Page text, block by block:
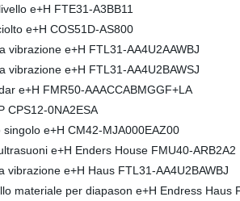
e+H FTE31-A3BB11
e+H COS51D-AS800
vibrazione e+H FTL31-AA4U2AAWBJ
vibrazione e+H FTL31-AA4U2BAWSJ
e+H FMR50-AAACCABMGGF+LA
CPS12-0NA2ESA
e+H CM42-MJA000EAZ00
e+H Enders House FMU40-ARB2A2
vibrazione e+H Haus FTL31-AA4U2BAWBJ
materiale per diapason e+H Endress Haus